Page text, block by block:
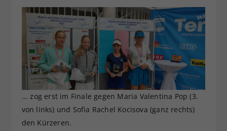
... zog erst im Finale gegen Maria Valentina Pop (3.
von links) und Sofia Rachel Kocisova (ganz rechts)
den Kürzeren.